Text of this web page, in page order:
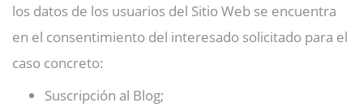
los datos de los usuarios del Sitio Web se encuentra
en el consentimiento del interesado solicitado para el
caso concreto:
Suscripción al Blog;